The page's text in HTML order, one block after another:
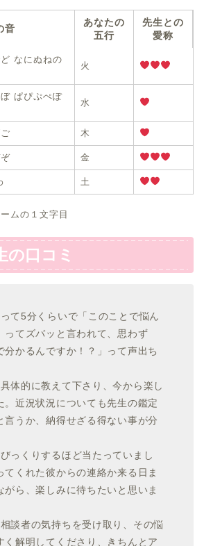
音
あなたの
五行
先生との
愛称
なにぬねの
火
ぱぴぷぺぽ
水
木
金
土
ムの１文字目
の口コミ
て5分くらいで「このことで悩ん
ってズバッと言われて、思わず
分かるんですか！？」って声出ち
体的に教えて下さり、今から楽し
。近況状況についても先生の鑑定
言うか、納得せざる得ない事が分
っくりするほど当たっていまし
てくれた彼からの連絡か来る日ま
がら、楽しみに待ちたいと思いま
談者の気持ちを受け取り、その悩
く解明してくださり、きちんとア